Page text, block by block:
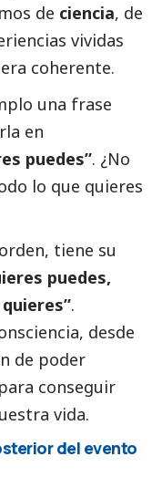
de ciencia, de
vividas
coherente.
una frase
en
puedes”. ¿No
lo que quieres
tiene su
puedes,
.
desde
de poder
conseguir
vida.
del evento